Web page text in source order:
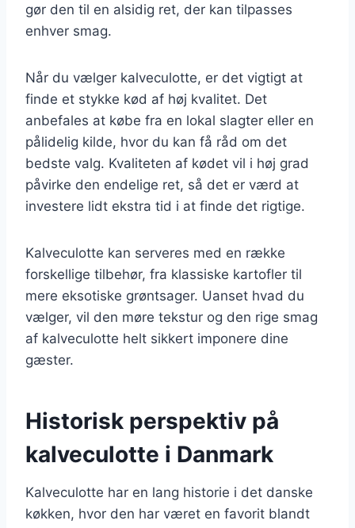
gør den til en alsidig ret, der kan tilpasses
enhver smag.
Når du vælger kalveculotte, er det vigtigt at
finde et stykke kød af høj kvalitet. Det
anbefales at købe fra en lokal slagter eller en
pålidelig kilde, hvor du kan få råd om det
bedste valg. Kvaliteten af kødet vil i høj grad
påvirke den endelige ret, så det er værd at
investere lidt ekstra tid i at finde det rigtige.
Kalveculotte kan serveres med en række
forskellige tilbehør, fra klassiske kartofler til
mere eksotiske grøntsager. Uanset hvad du
vælger, vil den møre tekstur og den rige smag
af kalveculotte helt sikkert imponere dine
gæster.
Historisk perspektiv på
kalveculotte i Danmark
Kalveculotte har en lang historie i det danske
køkken, hvor den har været en favorit blandt